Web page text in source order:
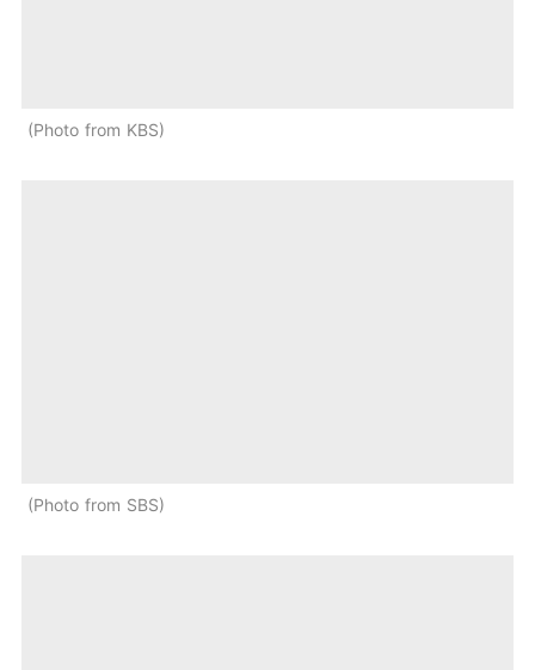
Photo from KBS
Photo from SBS